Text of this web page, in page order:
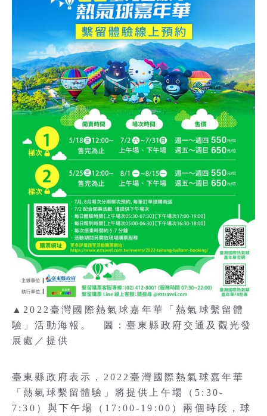
▲2022臺灣國際熱氣球嘉年華「熱氣球繫留體
驗」活動海報。 圖：臺東縣政府交通及觀光發
展處／提供
臺東縣政府表示，2022臺灣國際熱氣球嘉年華
「熱氣球繫留體驗」將提供上午場（5:30-
7:30）與下午場（17:00-19:00）兩個時段，球